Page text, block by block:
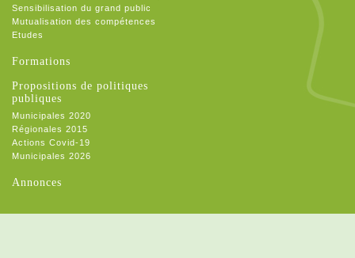
Sensibilisation du grand public
Mutualisation des compétences
Etudes
Formations
Propositions de politiques
publiques
Municipales 2020
Régionales 2015
Actions Covid-19
Municipales 2026
Annonces